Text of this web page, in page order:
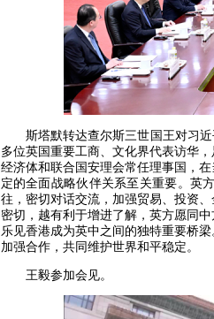
斯塔默转达查尔斯三世国王对习
多位英国重要工商、文化界代表访华
经济体和联合国安理会常任理事国，
定的全面战略伙伴关系至关重要。英
往，密切对话交流，加强贸易、投资
密切，越有利于增进了解，英方愿同
乐见香港成为英中之间的独特重要桥
加强合作，共同维护世界和平稳定。
王毅参加会见。